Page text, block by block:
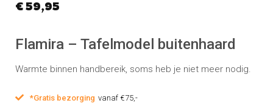
€59,95
Flamira – Tafelmodel buitenhaard
Warmte binnen handbereik, soms heb je niet meer nodig.
*Gratis bezorging vanaf €75,-